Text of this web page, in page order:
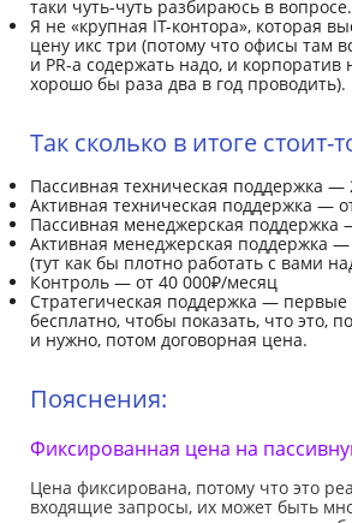
таки чуть-чуть разбираюсь в вопросе.
Я не «крупная IT-контора», которая
цену икс три (потому что офисы там
и PR-а содержать надо, и корпоратив
хорошо бы раза два в год проводить).
Так сколько в итоге стоит-
Пассивная техническая поддержка —
Активная техническая поддержка —
Пассивная менеджерская поддержка
Активная менеджерская поддержка
(тут как бы плотно работать с вами
Контроль — от 40 000₽/месяц
Стратегическая поддержка — первые
бесплатно, чтобы показать, что это,
и нужно, потом договорная цена.
Пояснения:
Фиксированная цена на
Цена фиксирована, потому что это
входящие запросы, их может быть